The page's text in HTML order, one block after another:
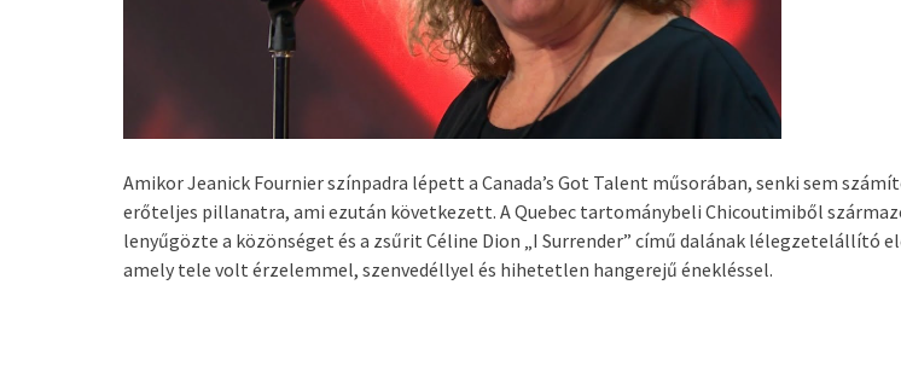
Amikor Jeanick Fournier színpadra lépett a Canada’s Got Talent műsorában, senki sem
erőteljes pillanatra, ami ezután következett. A Quebec tartománybeli Chicoutimiből
lenyűgözte a közönséget és a zsűrit Céline Dion „I Surrender” című dalának lélegzetelállító
amely tele volt érzelemmel, szenvedéllyel és hihetetlen hangerejű énekléssel.